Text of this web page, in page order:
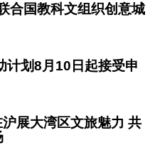
合国教科文组织创意城
计划8月10日起接受申
沪展大湾区文旅魅力 共